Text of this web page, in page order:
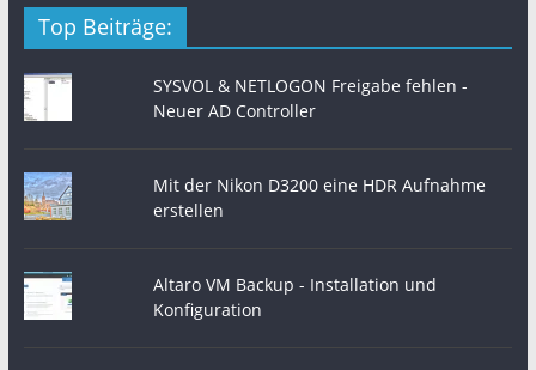
Top Beiträge:
SYSVOL & NETLOGON Freigabe fehlen -
Neuer AD Controller
Mit der Nikon D3200 eine HDR Aufnahme
erstellen
Altaro VM Backup - Installation und
Konfiguration